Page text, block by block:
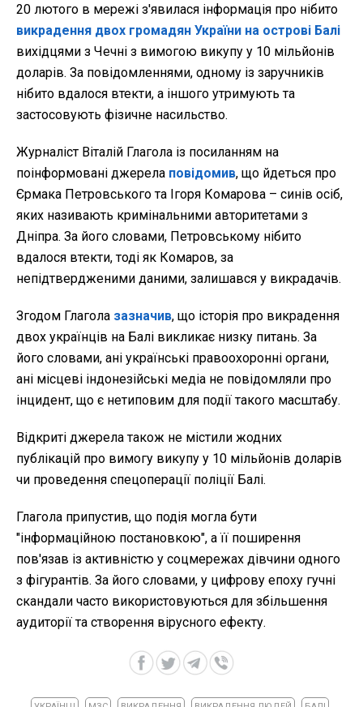
20 лютого в мережі з'явилася інформація про нібито
викрадення двох громадян України на острові Балі
вихідцями з Чечні з вимогою викупу у 10 мільйонів
доларів. За повідомленнями, одному із заручників
нібито вдалося втекти, а іншого утримують та
застосовують фізичне насильство.
Журналіст Віталій Глагола із посиланням на
поінформовані джерела повідомив, що йдеться про
Єрмака Петровського та Ігоря Комарова – синів осіб,
яких називають кримінальними авторитетами з
Дніпра. За його словами, Петровському нібито
вдалося втекти, тоді як Комаров, за
непідтвердженими даними, залишався у викрадачів.
Згодом Глагола зазначив, що історія про викрадення
двох українців на Балі викликає низку питань. За
його словами, ані українські правоохоронні органи,
ані місцеві індонезійські медіа не повідомляли про
інцидент, що є нетиповим для події такого масштабу.
Відкриті джерела також не містили жодних
публікацій про вимогу викупу у 10 мільйонів доларів
чи проведення спецоперації поліції Балі.
Глагола припустив, що подія могла бути
"інформаційною постановкою", а її поширення
пов'язав із активністю у соцмережах дівчини одного
з фігурантів. За його словами, у цифрову епоху гучні
скандали часто використовуються для збільшення
аудиторії та створення вірусного ефекту.